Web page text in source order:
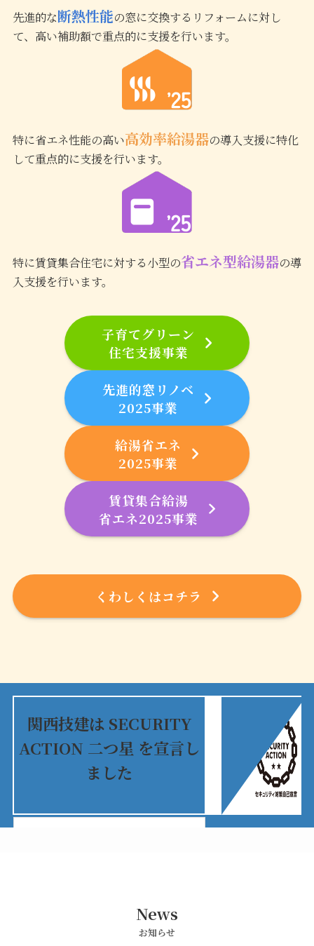
先進的な断熱性能の窓に交換するリフォームに対し
て、高い補助額で重点的に支援を行います。
特に省エネ性能の高い高効率給湯器の導入支援に特化
して重点的に支援を行います。
特に賃貸集合住宅に対する小型の省エネ型給湯器の導
入支援を行います。
子育てグリーン
住宅支援事業
先進的窓リノベ
2025事業
給湯省エネ
2025事業
賃貸集合給湯
省エネ2025事業
くわしくはコチラ
関西技建は SECURITY
ACTION 二つ星 を宣言し
ました
News
お知らせ